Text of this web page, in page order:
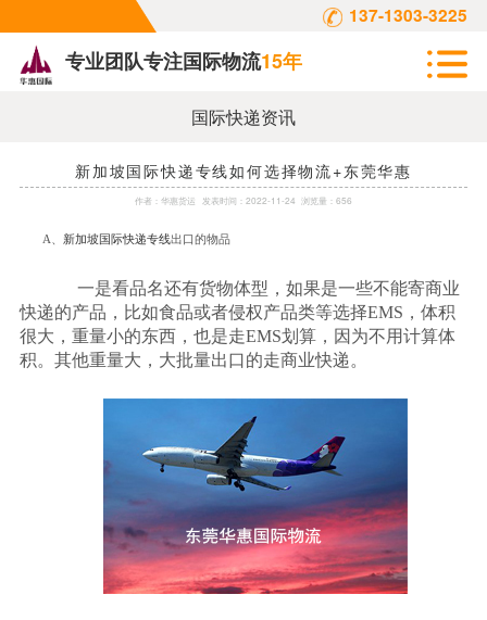
137-1303-3225
专业团队专注国际物流15年
国际快递资讯
新加坡国际快递专线如何选择物流+东莞华惠
作者： 华惠货运 发表时间： 2022-11-24 浏览量：656
A 新加坡国际快递专线出口的物品
一是看品名还有货物体型，如果是一些不能寄商业
快递的产品，比如食品或者侵权产品类等选择EMS ，体积
很大，重量小的东西，也是走EMS划算，因为不用计算体
积。其他重量大，大批量出口的走商业快递。